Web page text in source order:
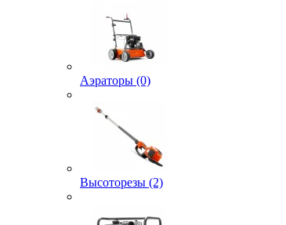
Аэраторы (0)
Высоторезы (2)